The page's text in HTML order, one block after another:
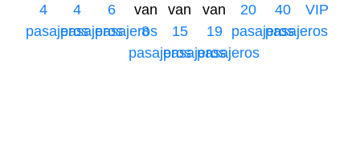
4
pasajeros
4
pasajeros
6
pasajeros
van
8
pasajeros
van
15
pasajeros
van
19
pasajeros
20
pasajeros
40
pasajeros
VIP